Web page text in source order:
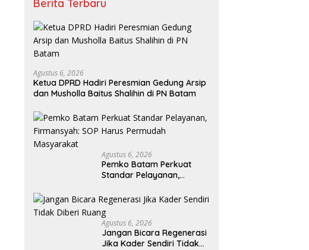
Berita Terbaru
Agustus 6, 2026
Ketua DPRD Hadiri Peresmian Gedung Arsip
dan Musholla Baitus Shalihin di PN Batam
Agustus 6, 2026
Pemko Batam Perkuat
Standar Pelayanan,
Permudah Masyarakat
Agustus 6, 2026
Jangan Bicara Regenerasi
Jika Kader Sendiri Tidak